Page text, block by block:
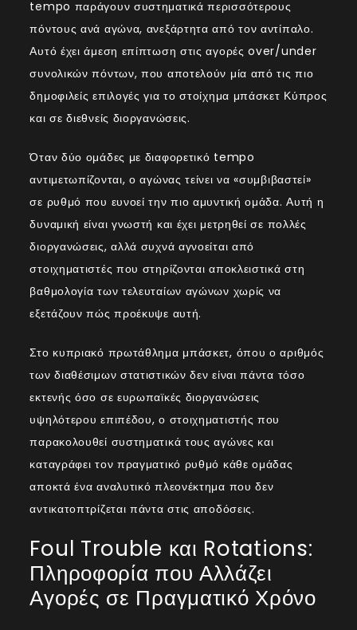
tempo παράγουν συστηματικά περισσότερους
πόντους ανά αγώνα, ανεξάρτητα από τον αντίπαλο.
Αυτό έχει άμεση επίπτωση στις αγορές over/under
συνολικών πόντων, που αποτελούν μία από τις πιο
δημοφιλείς επιλογές για το στοίχημα μπάσκετ Κύπρος
και σε διεθνείς διοργανώσεις.
Όταν δύο ομάδες με διαφορετικό tempo
αντιμετωπίζονται, ο αγώνας τείνει να «συμβιβαστεί»
σε ρυθμό που ευνοεί την πιο αμυντική ομάδα. Αυτή η
δυναμική είναι γνωστή και έχει μετρηθεί σε πολλές
διοργανώσεις, αλλά συχνά αγνοείται από
στοιχηματιστές που στηρίζονται αποκλειστικά στη
βαθμολογία των τελευταίων αγώνων χωρίς να
εξετάζουν πώς προέκυψε αυτή.
Στο κυπριακό πρωτάθλημα μπάσκετ, όπου ο αριθμός
των διαθέσιμων στατιστικών δεν είναι πάντα τόσο
εκτενής όσο σε ευρωπαϊκές διοργανώσεις
υψηλότερου επιπέδου, ο στοιχηματιστής που
παρακολουθεί συστηματικά τους αγώνες και
καταγράφει τον πραγματικό ρυθμό κάθε ομάδας
αποκτά ένα αναλυτικό πλεονέκτημα που δεν
αντικατοπτρίζεται πάντα στις αποδόσεις.
Foul Trouble και Rotations:
Πληροφορία που Αλλάζει
Αγορές σε Πραγματικό Χρόνο